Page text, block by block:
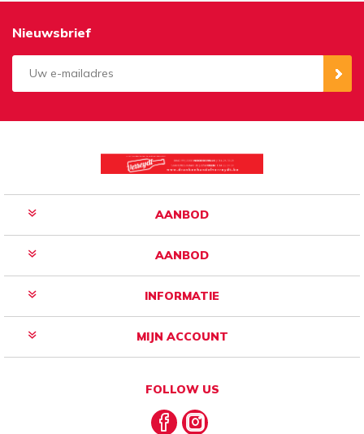
Nieuwsbrief
AANBOD
AANBOD
INFORMATIE
MIJN ACCOUNT
FOLLOW US